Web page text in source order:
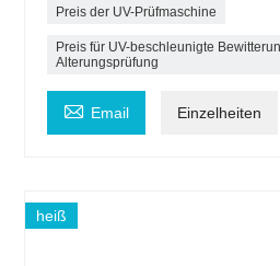
Preis der UV-Prüfmaschine
Preis für UV-beschleunigte
Alterungsprüfung
 Email Einzelheiten
heiß